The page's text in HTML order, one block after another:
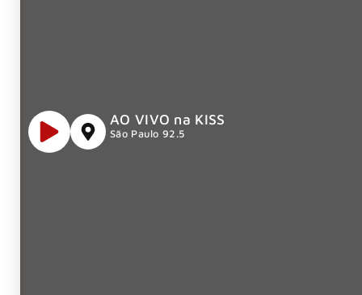
AO VIVO na KISS
São Paulo 92.5